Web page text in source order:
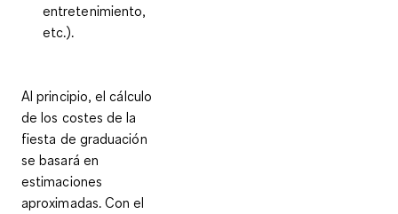
entretenimiento,
etc.).
Al principio, el cálculo
de los costes de la
fiesta de graduación
se basará en
estimaciones
aproximadas. Con el